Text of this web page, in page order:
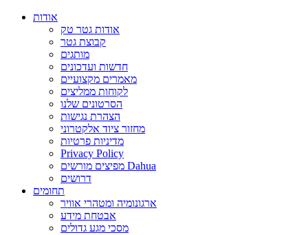
אודות
אודות גטר טק
קבוצת גטר
מותגים
חדשות ועדכונים
מאמרים מקצועיים
לקוחות ממליצים
הסרטונים שלנו
הצהרת נגישות
מחזור ציוד אלקטרוני
מדיניות פרטיות
Privacy Policy
מפיצים מורשים Dahua
דרושים
תחומים
ארגונומיה ומטהרי אוויר
אבטחת מידע
מסכי מגע גדולים